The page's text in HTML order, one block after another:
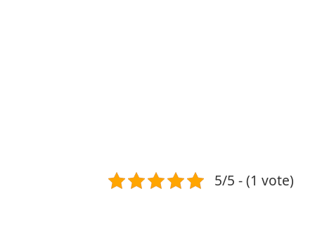
5/5 - (1 vote)